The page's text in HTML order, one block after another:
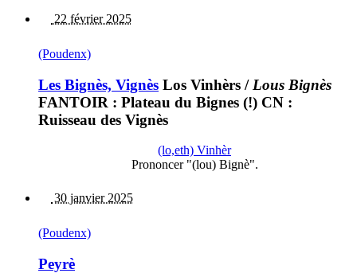
22 février 2025
(Poudenx)
Les Bignès, Vignès Los Vinhèrs / Lous Bignès
FANTOIR : Plateau du Bignes (!) CN :
Ruisseau des Vignès
(lo,eth) Vinhèr
Prononcer "(lou) Bignè".
30 janvier 2025
(Poudenx)
Peyrè